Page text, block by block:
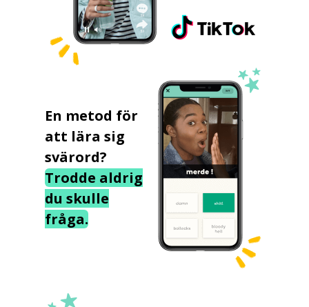
En metod för
att lära sig
svärord?
Trodde aldrig
du skulle
fråga.